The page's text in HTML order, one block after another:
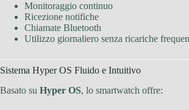
Monitoraggio continuo
Ricezione notifiche
Chiamate Bluetooth
Utilizzo giornaliero senza ricariche
Sistema Hyper OS Fluido e Intuitivo
Basato su Hyper OS, lo smartwatch offre: